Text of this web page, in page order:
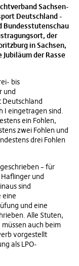
Sachsen-
Deutschland -
Bundesstutenschau
der
in Sachsen,
Jubiläum der Rasse
bis
und
Deutschland
I eingetragen sind.
ein Fohlen,
zwei Fohlen und
drei Fohlen
– für
und
sind
eine
und eine
Alle Stuten,
auch beim
vorgestellt
als LPO-